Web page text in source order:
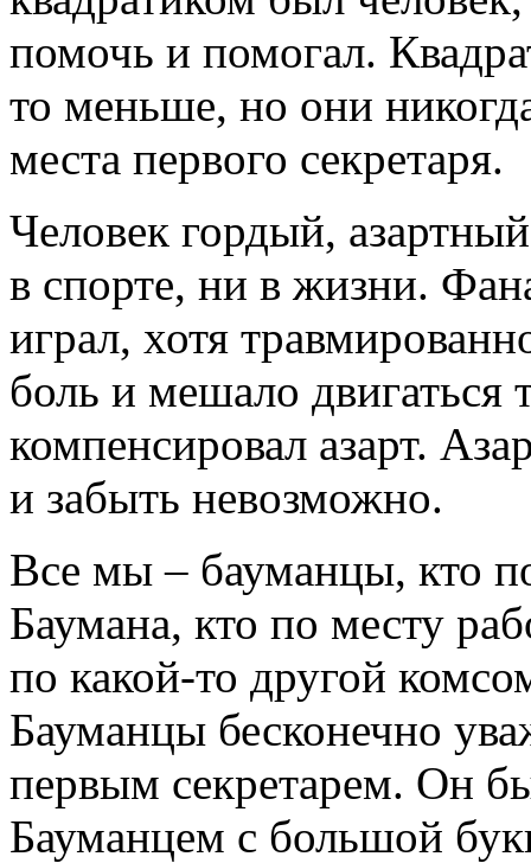
помочь и помогал.
то меньше, но они
места первого секретаря.
Человек гордый,
в спорте, ни в жизни.
играл, хотя
боль и мешало двигаться
компенсировал азарт.
и забыть невозможно.
Все мы – бауманцы, кто
Баумана, кто по месту
по какой-то другой
Бауманцы бесконечно
первым секретарем. Он
Бауманцем с большой